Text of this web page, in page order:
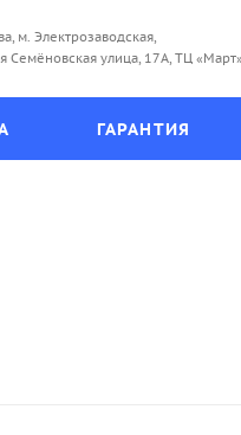
м. Электрозаводская,
Семёновская улица, 17А, ТЦ
ГАРАНТИЯ